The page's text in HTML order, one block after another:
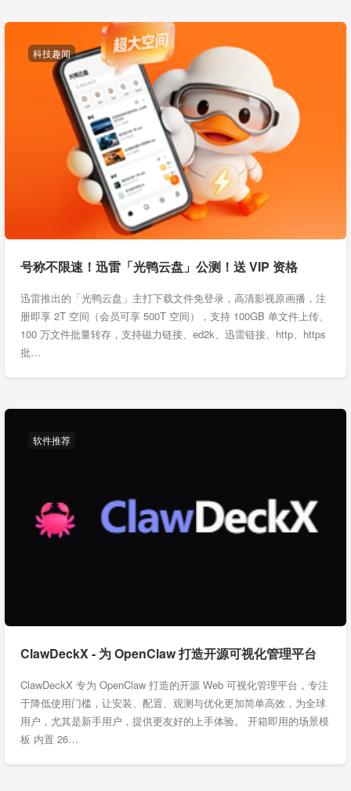
科技趣闻
号称不限速！迅雷「光鸭云盘」公测！送 VIP 资格
迅雷推出的「光鸭云盘」主打下载文件免登录，高清影视原画播，注
册即享 2T 空间（会员可享 500T 空间），支持 100GB 单文件上传、
100 万文件批量转存，支持磁力链接、ed2k、迅雷链接、http、https
批…
软件推荐
ClawDeckX - 为 OpenClaw 打造开源可视化管理平台
ClawDeckX 专为 OpenClaw 打造的开源 Web 可视化管理平台，专注
于降低使用门槛，让安装、配置、观测与优化更加简单高效，为全球
用户，尤其是新手用户，提供更友好的上手体验。 开箱即用的场景模
板 内置 26…